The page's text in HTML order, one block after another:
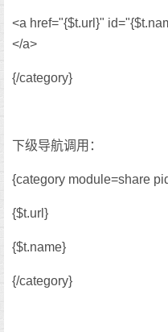
<a href="{$t.url}"
</a>
{/category}
下级导航调用：
{category module=share
{$t.url}
{$t.name}
{/category}